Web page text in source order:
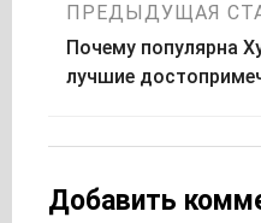
Навигация
по
ПРЕДЫДУЩАЯ
Почему популярна
лучшие
Добавить